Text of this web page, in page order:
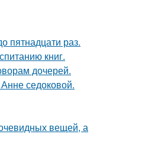
пятнадцати раз.
книг.
дочерей.
седоковой.
вещей, а